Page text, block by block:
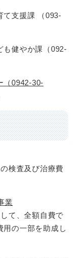
て支援課 （093-
も健やか課（092-
（0942-30-
検査及び治療費
業
て、全額自費で
用の一部を助成し